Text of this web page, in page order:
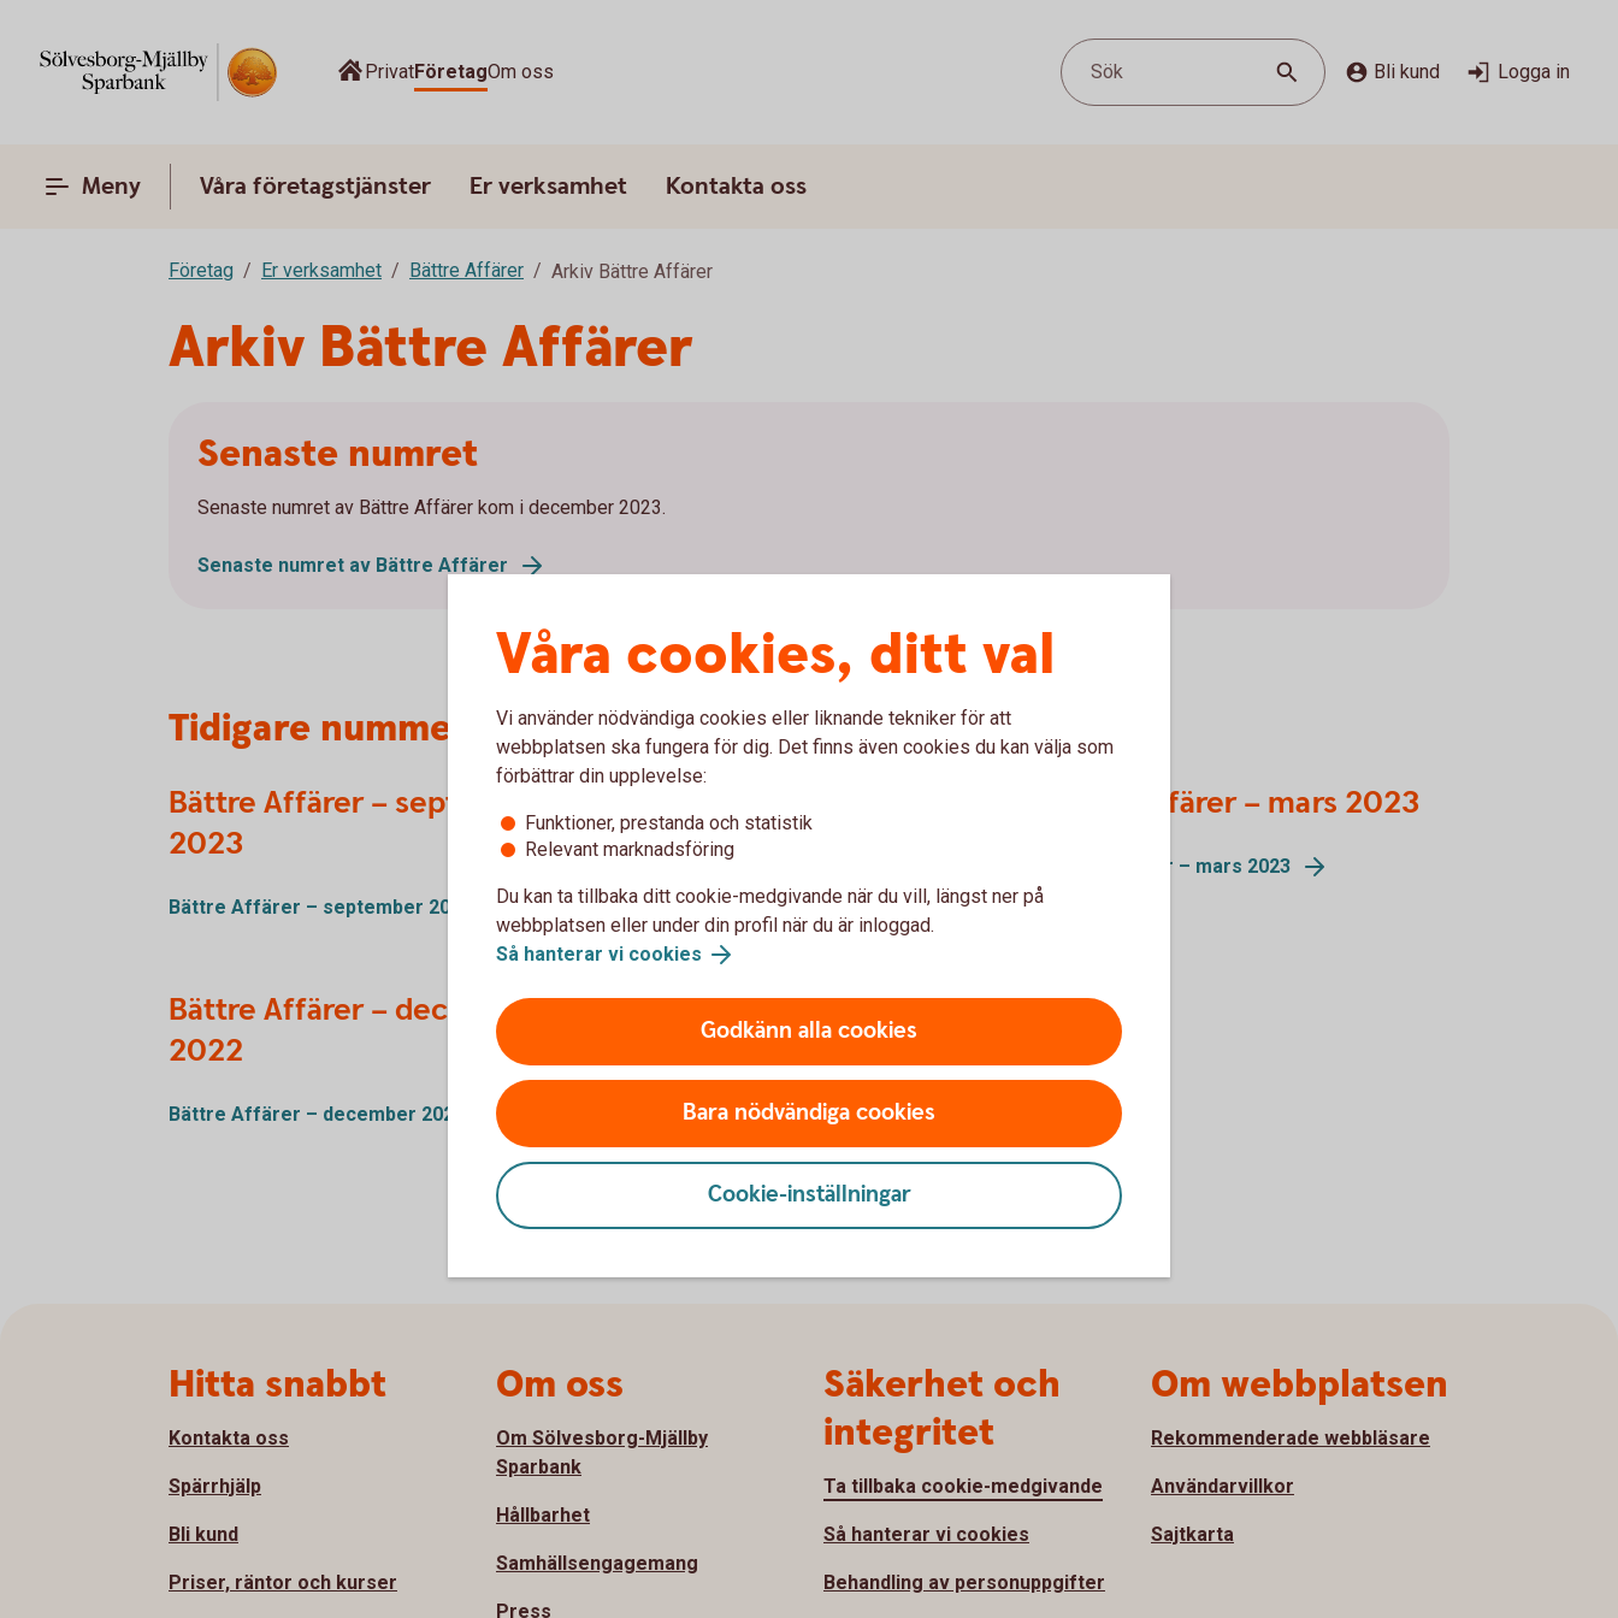
PrivatFöretagOm oss Sök Bli kund Logga in
Meny Våra företagstjänster Er verksamhet Kontakta oss
Företag Er verksamhet Bättre Affärer Arkiv Bättre Affärer
Arkiv Bättre Affärer
Senaste numret
Senaste numret av Bättre Affärer kom i december 2023.
Senaste numret av Bättre Affärer
Tidigare nummer
Bättre Affärer – september
2023
Bättre Affärer – september 2023
Bättre Affärer – juni 2023
Bättre Affärer – mars 2023
Bättre Affärer – mars 2023
Bättre Affärer – december
2022
Bättre Affärer – december 2022
Bättre Affärer – november
Bättre Affärer – november 2022
Våra cookies, ditt val
Vi använder nödvändiga cookies eller liknande tekniker för att
webbplatsen ska fungera för dig. Det finns även cookies du kan välja som
förbättrar din upplevelse:
Funktioner, prestanda och statistik
Relevant marknadsföring
Du kan ta tillbaka ditt cookie-medgivande när du vill, längst ner på
webbplatsen eller under din profil när du är inloggad.
Så hanterar vi cookies
Godkänn alla cookies
Bara nödvändiga cookies
Cookie-inställningar
Hitta snabbt
Kontakta oss
Spärrhjälp
Bli kund
Priser, räntor och kurser
Om oss
Om Sölvesborg-Mjällby
Sparbank
Hållbarhet
Samhällsengagemang
Press
Säkerhet och
integritet
Ta tillbaka cookie-medgivande
Så hanterar vi cookies
Behandling av personuppgifter
Om webbplatsen
Rekommenderade webbläsare
Användarvillkor
Sajtkarta